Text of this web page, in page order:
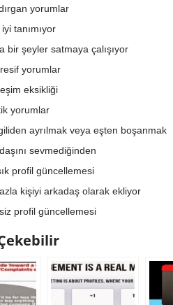
yorumlar
tanımıyor
bir şeyler satmaya çalışıyor
yorumlar
eksikliği
yorumlar
ayrılmak veya eşten boşanmak
sevmediğinden
profil güncellemesi
kişiyi arkadaş olarak ekliyor
profil güncellemesi